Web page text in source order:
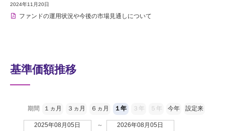
2024年11月20日
ファンドの運用状況や今後の市場見通しについて
基準価額推移
期間 １ヵ月 ３ヵ月 ６ヵ月 １年 ３年 ５年 今年 設定来
2025年08月05日 ～ 2026年08月05日